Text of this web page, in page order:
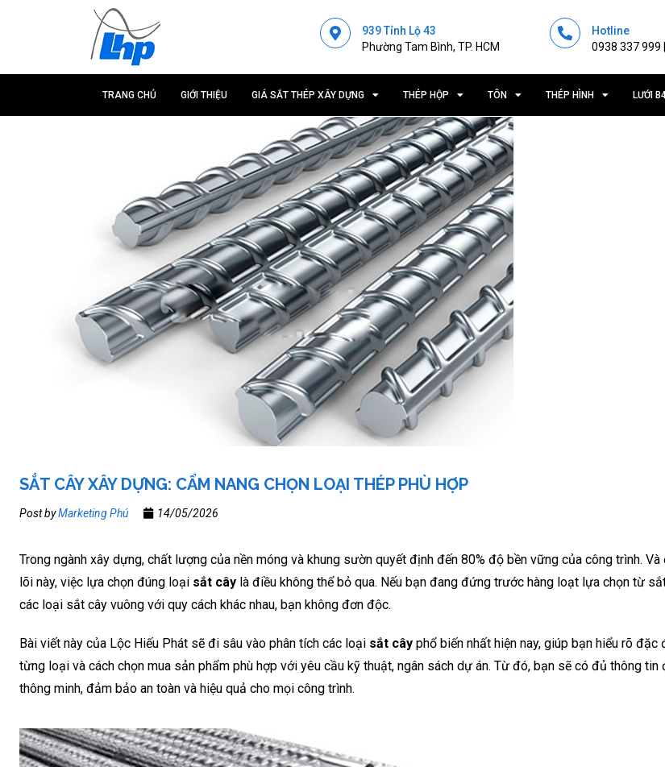
939 Tỉnh Lộ 43
Phường Tam Bình, TP. HCM
Hotline
0938 337 999
TRANG CHỦ GIỚI THIỆU GIÁ SẮT THÉP XÂY DỰNG THÉP HỘP TÔN THÉP HÌNH LƯỚI
SẮT CÂY XÂY DỰNG: CẨM NANG CHỌN LOẠI THÉP PHÙ HỢP
Post byMarketing Phú 14/05/2026
Trong ngành xây dựng, chất lượng của nền móng và khung sườn quyết định đến 80% độ bền vững của công trình.
lõi này, việc lựa chọn đúng loại sắt cây là điều không thể bỏ qua. Nếu bạn đang đứng trước hàng loạt lựa chọn từ
các loại sắt cây vuông với quy cách khác nhau, bạn không đơn độc.
Bài viết này của Lộc Hiếu Phát sẽ đi sâu vào phân tích các loại sắt cây phổ biến nhất hiện nay, giúp bạn hiểu rõ đặc
từng loại và cách chọn mua sản phẩm phù hợp với yêu cầu kỹ thuật, ngân sách dự án. Từ đó, bạn sẽ có đủ thông tin
thông minh, đảm bảo an toàn và hiệu quả cho mọi công trình.